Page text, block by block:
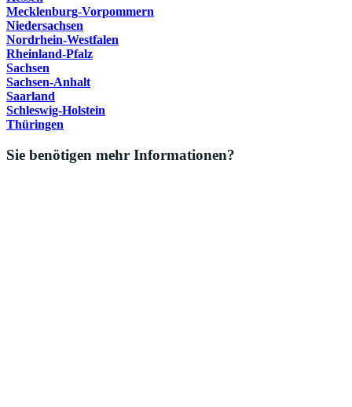
Mecklenburg-Vorpommern
Niedersachsen
Nordrhein-Westfalen
Rheinland-Pfalz
Sachsen
Sachsen-Anhalt
Saarland
Schleswig-Holstein
Thüringen
Sie benötigen mehr Informationen?